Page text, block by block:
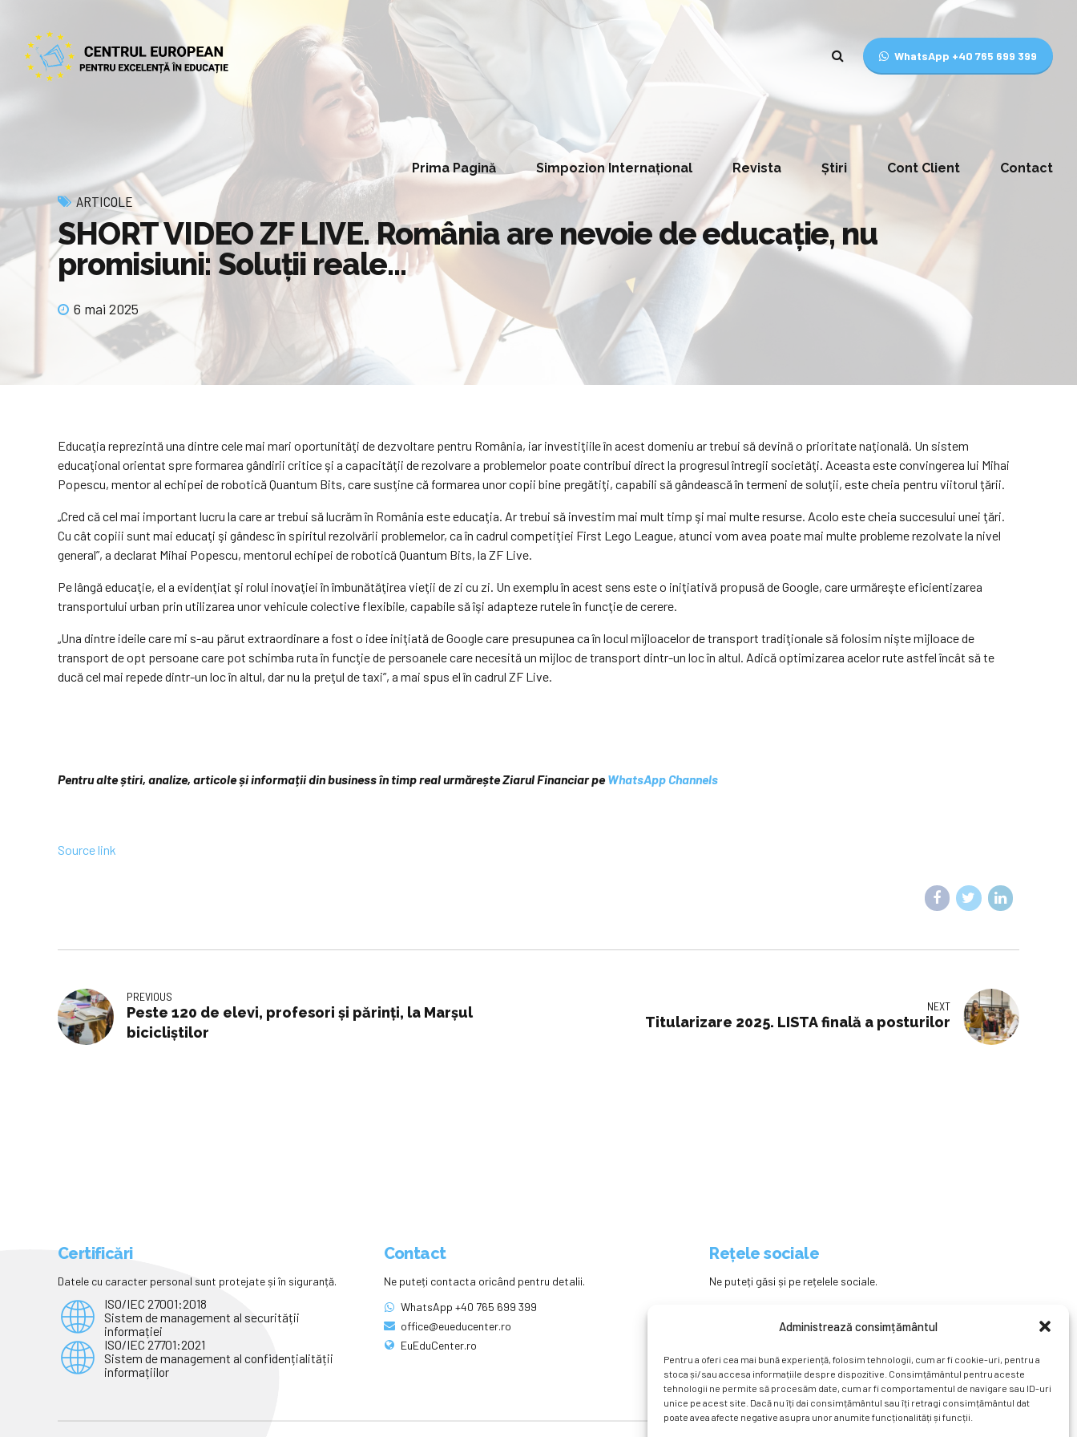
Administrează consimțământul
Pentru a oferi cea mai bună experiență, folosim tehnologii, cum ar fi cookie-uri, pentru a
stoca și/sau accesa informațiile despre dispozitive. Consimțământul pentru aceste
tehnologii ne permite să procesăm date, cum ar fi comportamentul de navigare sau ID-uri
unice pe acest site. Dacă nu îți dai consimțământul sau îți retragi consimțământul dat
poate avea afecte negative asupra unor anumite funcționalități și funcții.
WhatsApp +40 765 699 399
Prima Pagină Simpozion Internațional Revista Știri Cont Client Contact
ARTICOLE
SHORT VIDEO ZF LIVE. România are nevoie de educaţie, nu
promisiuni: Soluţii reale…
6 mai 2025
Educaţia reprezintă una dintre cele mai mari oportunităţi de dezvoltare pentru România, iar investiţiile în acest domeniu ar trebui să devină o prioritate naţională. Un sistem
educaţional orientat spre formarea gândirii critice şi a capacităţii de rezolvare a problemelor poate contribui direct la progresul întregii societăţi. Aceasta este convingerea lui Mihai
Popescu, mentor al echipei de robotică Quantum Bits, care susţine că formarea unor copii bine pregătiţi, capabili să gândească în termeni de soluţii, este cheia pentru viitorul ţării.
„Cred că cel mai important lucru la care ar trebui să lucrăm în România este educaţia. Ar trebui să investim mai mult timp şi mai multe resurse. Acolo este cheia succesului unei ţări.
Cu cât copiii sunt mai educaţi şi gândesc în spiritul rezolvării problemelor, ca în cadrul competiţiei First Lego League, atunci vom avea poate mai multe probleme rezolvate la nivel
general”, a declarat Mihai Popescu, mentorul echipei de robotică Quantum Bits, la ZF Live.
Pe lângă educaţie, el a evidenţiat şi rolul inovaţiei în îmbunătăţirea vieţii de zi cu zi. Un exemplu în acest sens este o iniţiativă propusă de Google, care urmăreşte eficientizarea
transportului urban prin utilizarea unor vehicule colective flexibile, capabile să îşi adapteze rutele în funcţie de cerere.
„Una dintre ideile care mi s-au părut extraordinare a fost o idee iniţiată de Google care presupunea ca în locul mijloacelor de transport tradiţionale să folosim nişte mijloace de
transport de opt persoane care pot schimba ruta în funcţie de persoanele care necesită un mijloc de transport dintr-un loc în altul. Adică optimizarea acelor rute astfel încât să te
ducă cel mai repede dintr-un loc în altul, dar nu la preţul de taxi”, a mai spus el în cadrul ZF Live.
Pentru alte știri, analize, articole și informații din business în timp real urmărește Ziarul Financiar peWhatsApp Channels
Source link
PREVIOUS
Peste 120 de elevi, profesori și părinți, la Marșul
bicicliștilor
NEXT
Titularizare 2025. LISTA finală a posturilor
Certificări
Datele cu caracter personal sunt protejate și în siguranță.
ISO/IEC 27001:2018
Sistem de management al securității
informației
ISO/IEC 27701:2021
Sistem de management al confidențialității
informațiilor
Contact
Ne puteți contacta oricând pentru detalii.
WhatsApp +40 765 699 399
office@eueducenter.ro
EuEduCenter.ro
Rețele sociale
Ne puteți găsi și pe rețelele sociale.